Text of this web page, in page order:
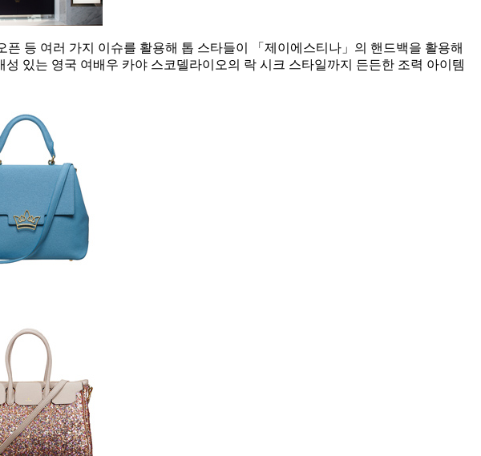
등 여러 가지 이슈를 활용해 톱 스타들이 「제이에스티나」의 핸드백을 활용해
있는 영국 여배우 카야 스코델라이오의 락 시크 스타일까지 든든한 조력 아이템